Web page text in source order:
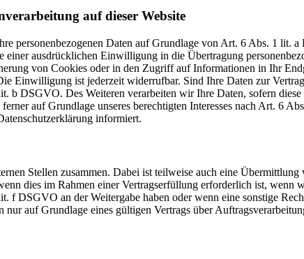
auf dieser Website
personenbezogenen Daten auf Grundlage von Art. 6 Abs. 1 lit.
ausdrücklichen Einwilligung in die Übertragung
von Cookies oder in den Zugriff auf Informationen in Ihr
Einwilligung ist jederzeit widerrufbar. Sind Ihre Daten zur
b DSGVO. Des Weiteren verarbeiten wir Ihre Daten, sofern
auf Grundlage unseres berechtigten Interesses nach Art. 6
informiert.
Stellen zusammen. Dabei ist teilweise auch eine
dies im Rahmen einer Vertragserfüllung erforderlich ist,
f DSGVO an der Weitergabe haben oder wenn eine sonstige
auf Grundlage eines gültigen Vertrags über